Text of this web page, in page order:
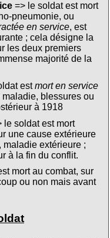
=> le soldat est mort
pneumonie, ou
en service, est
; cela désigne la
les deux premiers
majorité de la
estmort en service
maladie, blessures ou
à 1918
le soldat est mort
une cause extérieure
extérieure ;
à la fin du conflit.
mort au combat, sur
ou non mais avant